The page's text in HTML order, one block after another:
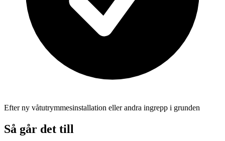
Efter ny våtutrymmesinstallation eller andra ingrepp i grunden
Så går det till